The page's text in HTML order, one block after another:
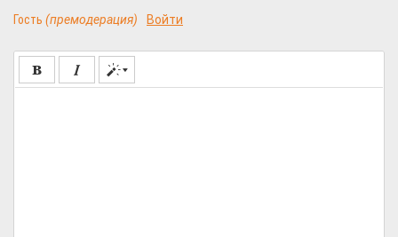
Гость (премодерация) Войти